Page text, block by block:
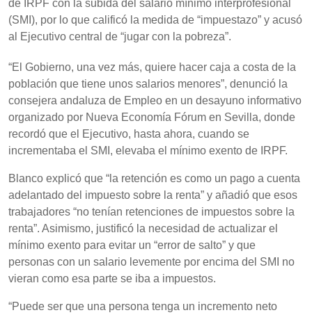
de IRPF con la subida del salario mínimo interprofesional
(SMI), por lo que calificó la medida de “impuestazo” y acusó
al Ejecutivo central de “jugar con la pobreza”.
“El Gobierno, una vez más, quiere hacer caja a costa de la
población que tiene unos salarios menores”, denunció la
consejera andaluza de Empleo en un desayuno informativo
organizado por Nueva Economía Fórum en Sevilla, donde
recordó que el Ejecutivo, hasta ahora, cuando se
incrementaba el SMI, elevaba el mínimo exento de IRPF.
Blanco explicó que “la retención es como un pago a cuenta
adelantado del impuesto sobre la renta” y añadió que esos
trabajadores “no tenían retenciones de impuestos sobre la
renta”. Asimismo, justificó la necesidad de actualizar el
mínimo exento para evitar un “error de salto” y que
personas con un salario levemente por encima del SMI no
vieran como esa parte se iba a impuestos.
“Puede ser que una persona tenga un incremento neto